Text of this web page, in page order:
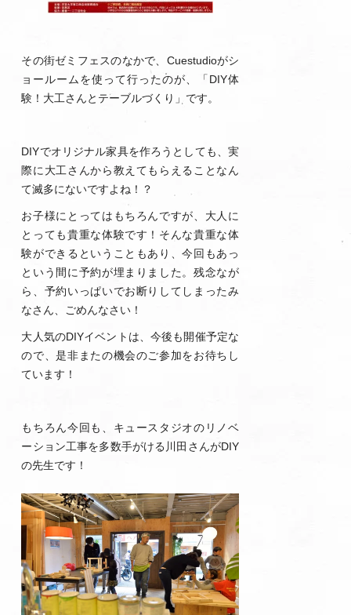
その街ゼミフェスのなかで、Cuestudioがシ
ョールームを使って行ったのが、「DIY体
験！大工さんとテーブルづくり」です。
DIYでオリジナル家具を作ろうとしても、実
際に大工さんから教えてもらえることなん
て滅多にないですよね！？
お子様にとってはもちろんですが、大人に
とっても貴重な体験です！そんな貴重な体
験ができるということもあり、今回もあっ
という間に予約が埋まりました。残念なが
ら、予約いっぱいでお断りしてしまったみ
なさん、ごめんなさい！
大人気のDIYイベントは、今後も開催予定な
ので、是非またの機会のご参加をお待ちし
ています！
もちろん今回も、キュースタジオのリノベ
ーション工事を多数手がける川田さんがDIY
の先生です！